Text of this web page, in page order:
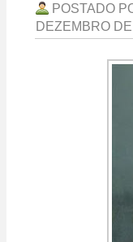
POSTADO
DEZEMBRO